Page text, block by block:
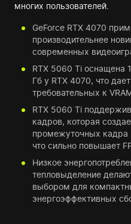
многих пользователей.
GeForce RTX 4070
производительнее
современных
RTX 5060 Ti оснащена
Гб у RTX 4070, что
требовательных к
RTX 5060 Ti
кадров, которая
промежуточных
что сильно повышает
Низкое
тепловыделение
выбором для
энергоэффективных